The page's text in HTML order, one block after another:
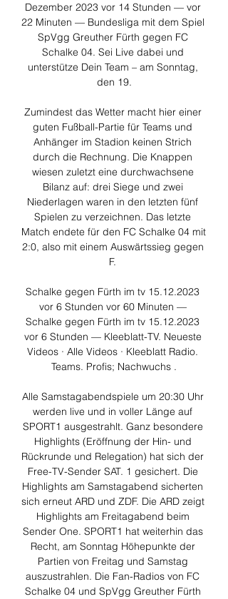
Dezember 2023 vor 14 Stunden — vor
22 Minuten — Bundesliga mit dem Spiel
SpVgg Greuther Fürth gegen FC
Schalke 04. Sei Live dabei und
unterstütze Dein Team – am Sonntag,
den 19.
Zumindest das Wetter macht hier einer
guten Fußball-Partie für Teams und
Anhänger im Stadion keinen Strich
durch die Rechnung. Die Knappen
wiesen zuletzt eine durchwachsene
Bilanz auf: drei Siege und zwei
Niederlagen waren in den letzten fünf
Spielen zu verzeichnen. Das letzte
Match endete für den FC Schalke 04 mit
2:0, also mit einem Auswärtssieg gegen
F.
Schalke gegen Fürth im tv 15.12.2023
vor 6 Stunden vor 60 Minuten —
Schalke gegen Fürth im tv 15.12.2023
vor 6 Stunden — Kleeblatt-TV. Neueste
Videos · Alle Videos · Kleeblatt Radio.
Teams. Profis; Nachwuchs .
Alle Samstagabendspiele um 20:30 Uhr
werden live und in voller Länge auf
SPORT1 ausgestrahlt. Ganz besondere
Highlights (Eröffnung der Hin- und
Rückrunde und Relegation) hat sich der
Free-TV-Sender SAT. 1 gesichert. Die
Highlights am Samstagabend sicherten
sich erneut ARD und ZDF. Die ARD zeigt
Highlights am Freitagabend beim
Sender One. SPORT1 hat weiterhin das
Recht, am Sonntag Höhepunkte der
Partien von Freitag und Samstag
auszustrahlen. Die Fan-Radios von FC
Schalke 04 und SpVgg Greuther Fürth